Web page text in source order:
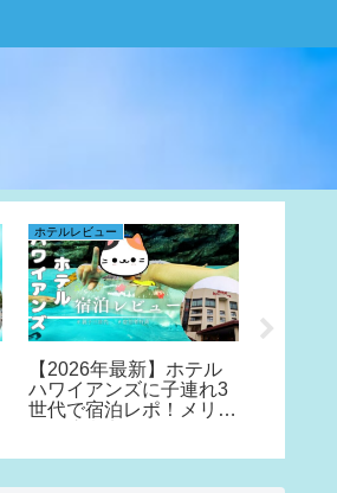
ホテルレビュー
【2026年最新】ホテル
ハワイアンズに子連れ3
世代で宿泊レポ！メリッ